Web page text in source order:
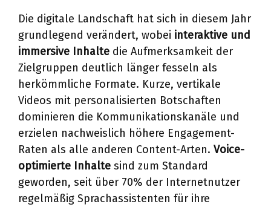
Die digitale Landschaft hat sich in diesem Jahr
grundlegend verändert, wobei interaktive und
immersive Inhalte die Aufmerksamkeit der
Zielgruppen deutlich länger fesseln als
herkömmliche Formate. Kurze, vertikale
Videos mit personalisierten Botschaften
dominieren die Kommunikationskanäle und
erzielen nachweislich höhere Engagement-
Raten als alle anderen Content-Arten. Voice-
optimierte Inhalte sind zum Standard
geworden, seit über 70% der Internetnutzer
regelmäßig Sprachassistenten für ihre